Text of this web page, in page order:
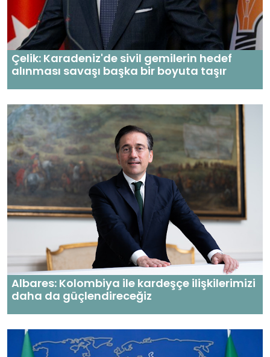
Çelik: Karadeniz'de sivil gemilerin hedef
alınması savaşı başka bir boyuta taşır
Albares: Kolombiya ile kardeşçe ilişkilerimizi
daha da güçlendireceğiz